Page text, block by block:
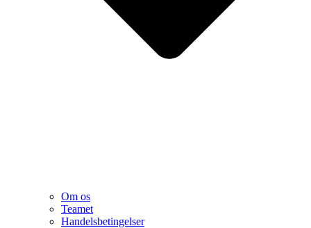
Om os
Teamet
Handelsbetingelser